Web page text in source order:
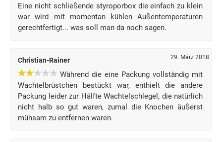
Eine nicht schließende styroporbox die einfach zu klein
war wird mit momentan kühlen Außentemperaturen
gerechtfertigt... was soll man da noch sagen.
Christian-Rainer 29. März 2018
Während die eine Packung vollständig mit
Wachtelbrüstchen bestückt war, enthielt die andere
Packung leider zur Hälfte Wachtelschlegel, die natürlich
nicht halb so gut waren, zumal die Knochen äußerst
mühsam zu entfernen waren.